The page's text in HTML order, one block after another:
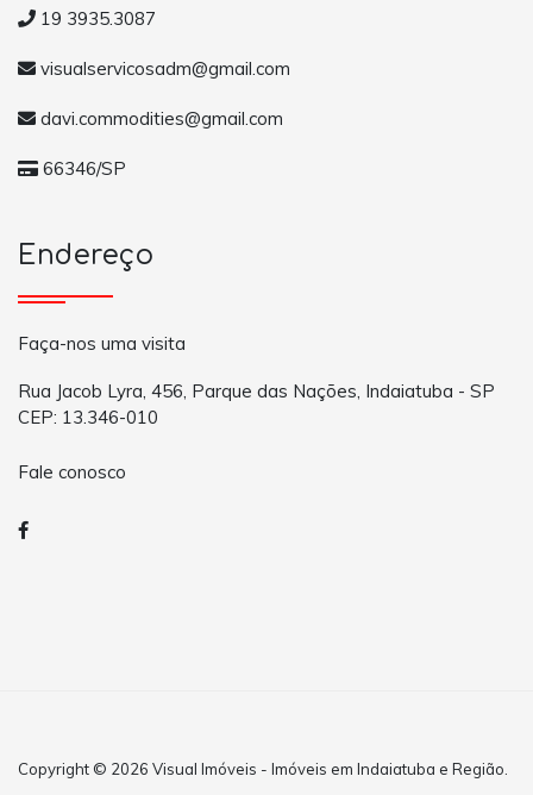
19 3935.3087
visualservicosadm@gmail.com
davi.commodities@gmail.com
66346/SP
Endereço
Faça-nos uma visita
Rua Jacob Lyra, 456, Parque das Nações, Indaiatuba - SP
CEP: 13.346-010
Fale conosco
Copyright © 2026 Visual Imóveis - Imóveis em Indaiatuba e Região.